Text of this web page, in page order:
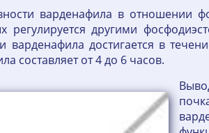
варденафила в отношении
регулируется другими
варденафила достигается в
составляет от 4 до 6 часов.